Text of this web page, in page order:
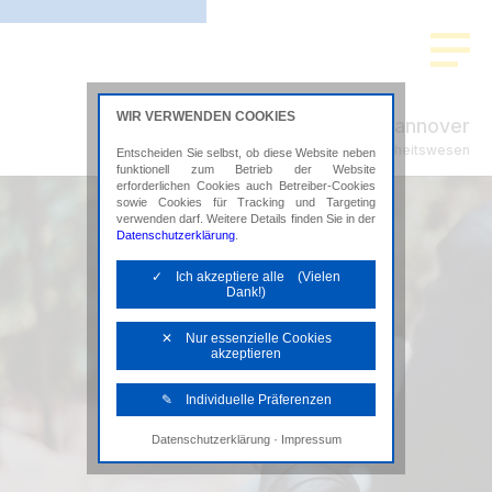
ADVISION Hannover
Steuerberatung im Gesundheitswesen
WIR VERWENDEN COOKIES
Entscheiden Sie selbst, ob diese Website neben
funktionell zum Betrieb der Website
erforderlichen Cookies auch Betreiber-Cookies
sowie Cookies für Tracking und Targeting
verwenden darf. Weitere Details finden Sie in der
Datenschutzerklärung
✓ Ich akzeptiere alle (Vielen
Dank!)
✕ Nur essenzielle Cookies
akzeptieren
✎ Individuelle Präferenzen
Notwendige Cookies
Diese Cookies sind erforderlich, um die
Datenschutzerklärung· Impressum